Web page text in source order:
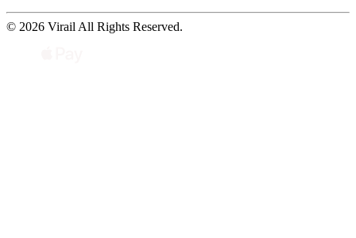
© 2026 Virail All Rights Reserved.